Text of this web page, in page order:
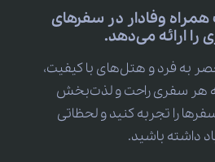
همراه وفادار در سفرهای
را ارائه می‌دهد.
به فرد و هتل‌های با کیفیت،
هر سفری راحت و لذت‌بخش
را تجربه کنید و لحظاتی
داشته باشید.